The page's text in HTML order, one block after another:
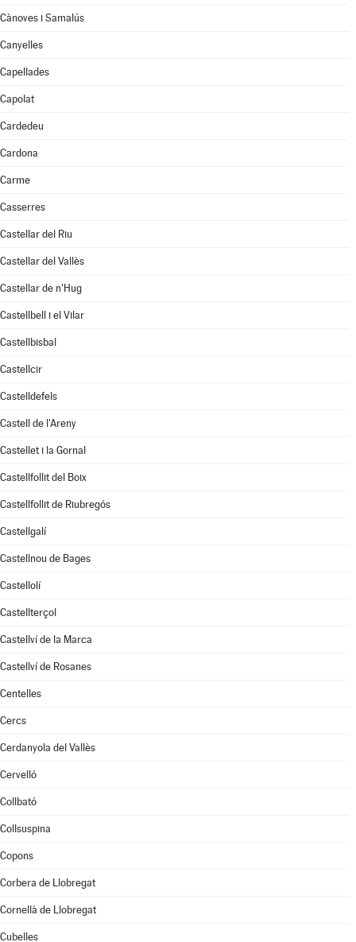
Cànoves i Samalús
Canyelles
Capellades
Capolat
Cardedeu
Cardona
Carme
Casserres
Castellar del Riu
Castellar del Vallès
Castellar de n'Hug
Castellbell i el Vilar
Castellbisbal
Castellcir
Castelldefels
Castell de l'Areny
Castellet i la Gornal
Castellfollit del Boix
Castellfollit de Riubregós
Castellgalí
Castellnou de Bages
Castellolí
Castellterçol
Castellví de la Marca
Castellví de Rosanes
Centelles
Cercs
Cerdanyola del Vallès
Cervelló
Collbató
Collsuspina
Copons
Corbera de Llobregat
Cornellà de Llobregat
Cubelles